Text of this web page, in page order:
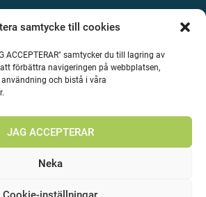
samtycke till cookies
ACCEPTERAR" samtycker du till lagring av
förbättra navigeringen på webbplatsen,
och bistå i våra
JAG ACCEPTERAR
Neka
Enjoy Travel Alla rättigheter reserverade